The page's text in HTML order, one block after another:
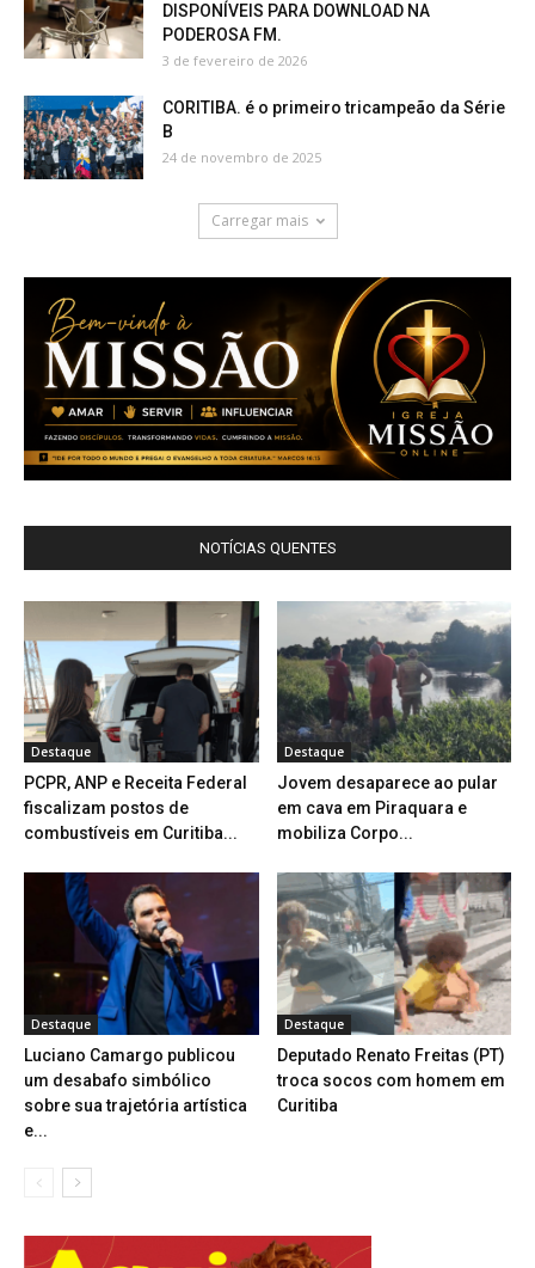
DISPONÍVEIS PARA DOWNLOAD NA
PODEROSA FM.
3 de fevereiro de 2026
CORITIBA. é o primeiro tricampeão da Série
B
24 de novembro de 2025
Carregar mais
NOTÍCIAS QUENTES
Destaque
PCPR, ANP e Receita Federal
fiscalizam postos de
combustíveis em Curitiba...
Destaque
Jovem desaparece ao pular
em cava em Piraquara e
mobiliza Corpo...
Destaque
Luciano Camargo publicou
um desabafo simbólico
sobre sua trajetória artística
e...
Destaque
Deputado Renato Freitas (PT)
troca socos com homem em
Curitiba